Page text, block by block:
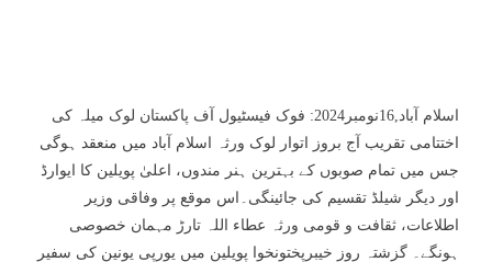
اسلام آباد,16نومبر2024: فوک فیسٹیول آف پاکستان لوک میلہ کی
اختتامی تقریب آج بروز اتوار لوک ورثہ اسلام آباد میں منعقد ہوگی
جس میں تمام صوبوں کے بہترین ہنر مندوں، اعلیٰ پویلین کا ایوارڈ
اور دیگر شیلڈ تقسیم کی جائینگی۔اس موقع پر وفاقی وزیر
اطلاعات، ثقافت و قومی ورثہ عطاء اللہ تارڑ مہمان خصوصی
ہونگے۔ گزشتہ روز خیبرپختونخوا پویلین میں یورپی یونین کی سفیر